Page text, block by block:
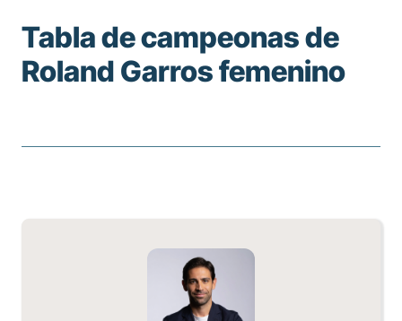
Tabla de campeonas de
Roland Garros femenino